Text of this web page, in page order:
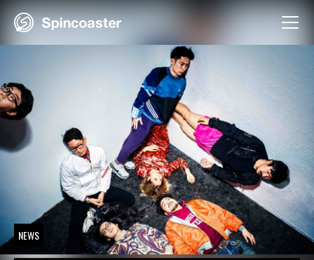
Skip
NEWS